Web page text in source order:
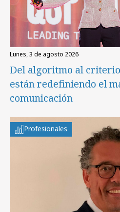
lunes, 3 de agosto 2026
Del algoritmo al
están redefiniendo el
comunicación
Profesionales